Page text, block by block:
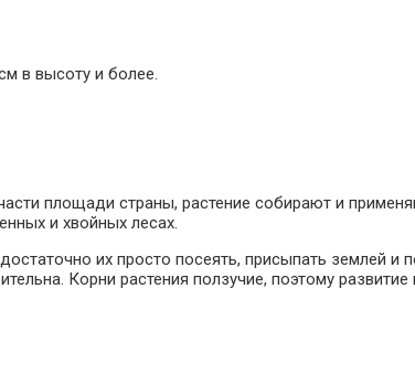
в высоту и более.
площади страны, растение собирают и
и хвойных лесах.
их просто посеять, присыпать землей и
Корни растения ползучие, поэтому развитие